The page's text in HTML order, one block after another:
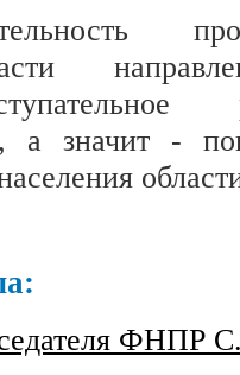
а значит -
ФНПР